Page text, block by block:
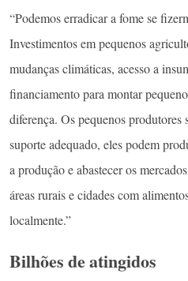
“Podemos erradicar a fome se
Investimentos em pequenos
mudanças climáticas, acesso a
financiamento para montar
diferença. Os pequenos produtores
suporte adequado, eles podem
a produção e abastecer os
áreas rurais e cidades com
localmente.”
Bilhões de atingidos